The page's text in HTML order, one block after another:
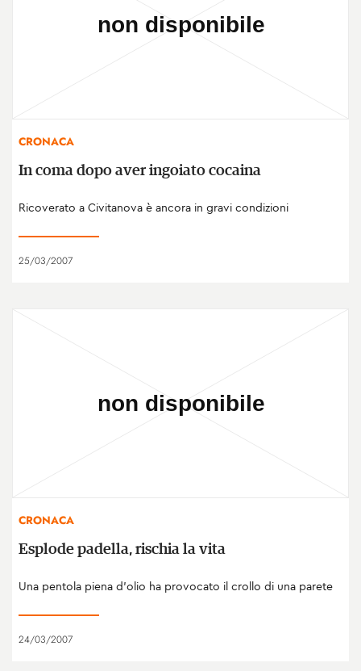
CRONACA
In coma dopo aver ingoiato cocaina
Ricoverato a Civitanova è ancora in gravi condizioni
25/03/2007
CRONACA
Esplode padella, rischia la vita
Una pentola piena d'olio ha provocato il crollo di una parete
24/03/2007